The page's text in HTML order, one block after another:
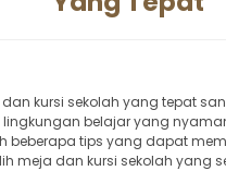
kursi sekolah yang tepat
belajar yang
beberapa tips yang dapat
meja dan kursi sekolah yang